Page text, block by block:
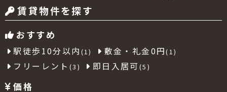
賃貸物件を探す
おすすめ
駅徒歩10分以内 (1) 敷金・礼金0円(1)
フリーレント (3) 即日入居可 (5)
価格